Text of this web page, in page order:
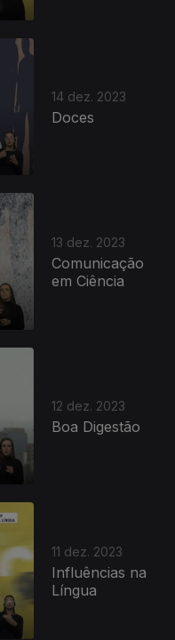
14 dez. 2023
Doces
13 dez. 2023
Comunicação
em Ciência
12 dez. 2023
Boa Digestão
11 dez. 2023
Influências na
Língua